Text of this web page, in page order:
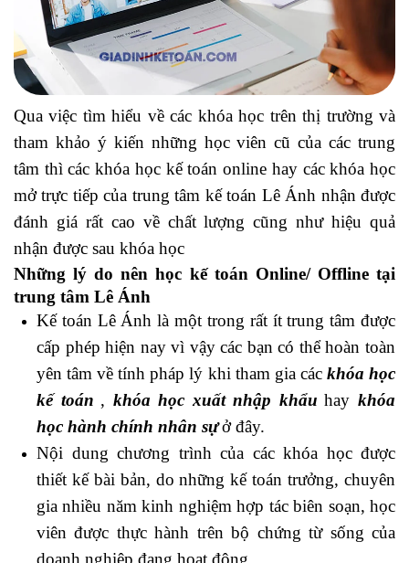
Qua việc tìm hiểu về các khóa học trên thị trường và
tham khảo ý kiến những học viên cũ của các trung
tâm thì các khóa học kế toán online hay các khóa học
mở trực tiếp của trung tâm kế toán Lê Ánh nhận được
đánh giá rất cao về chất lượng cũng như hiệu quả
nhận được sau khóa học
Những lý do nên học kế toán Online/ Offline tại
trung tâm Lê Ánh
Kế toán Lê Ánh là một trong rất ít trung tâm được
cấp phép hiện nay vì vậy các bạn có thể hoàn toàn
yên tâm về tính pháp lý khi tham gia các khóa học
kế toán , khóa học xuất nhập khẩu haykhóa
học hành chính nhân sựở đây.
Nội dung chương trình của các khóa học được
thiết kế bài bản, do những kế toán trưởng, chuyên
gia nhiều năm kinh nghiệm hợp tác biên soạn, học
viên được thực hành trên bộ chứng từ sống của
doanh nghiệp đang hoạt động